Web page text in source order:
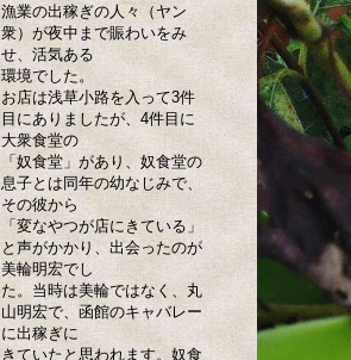
漁業の出稼ぎの人々（ヤン
衆）が夜中まで賑わいをみ
せ、活気ある
環境でした。
お店は浅草小路を入って3件
目にありましたが、4件目に
大衆食堂の
「奴食堂」があり、奴食堂の
息子とは同年の幼なじみで、
その彼から
「変なやつが店にきている」
と声がかかり、出会ったのが
美輪明宏でし
た。当時は美輪ではなく、丸
山明宏で、函館のキャバレー
に出稼ぎに
きていたと思われます。奴食